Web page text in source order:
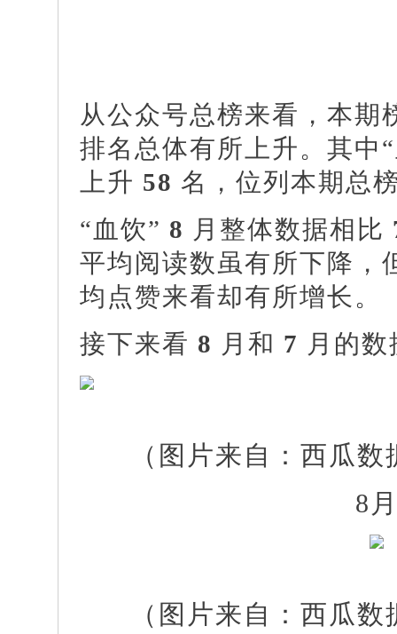
从公众号总榜来看， 本期
排名总体有所上升。 其中
上升 58 名，位列本期总
“血饮” 8 月整体数据相比
平均阅读数虽有所下降，
均点赞来看却有所增长。
接下来看 8 月和 7 月的
（图片来自：西瓜
8
（图片来自：西瓜